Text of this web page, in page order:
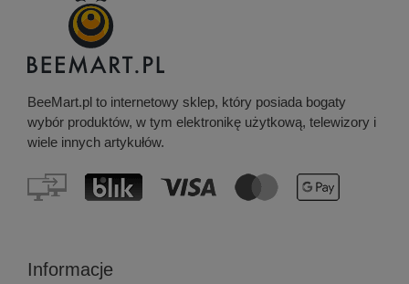
BeeMart.pl to internetowy sklep, który posiada bogaty
wybór produktów, w tym elektronikę użytkową, telewizory i
wiele innych artykułów.
Informacje